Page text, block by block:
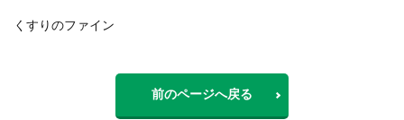
くすりのファイン
前のページへ戻る